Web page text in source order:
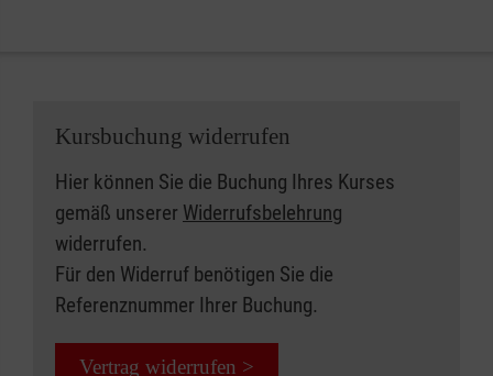
Kursbuchung widerrufen
Hier können Sie die Buchung Ihres Kurses
gemäß unserer Widerrufsbelehrung
widerrufen.
Für den Widerruf benötigen Sie die
Referenznummer Ihrer Buchung.
Vertrag widerrufen >